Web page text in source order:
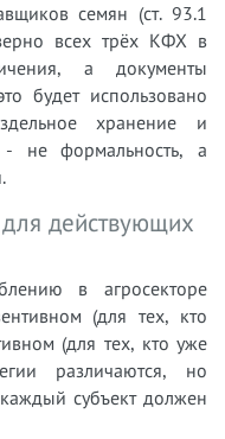
семян (ст. 93.1
всех трёх КФХ в
а документы
будет использовано
хранение и
- не формальность, а
для действующих
в агросекторе
(для тех, кто
(для тех, кто уже
различаются, но
субъект должен